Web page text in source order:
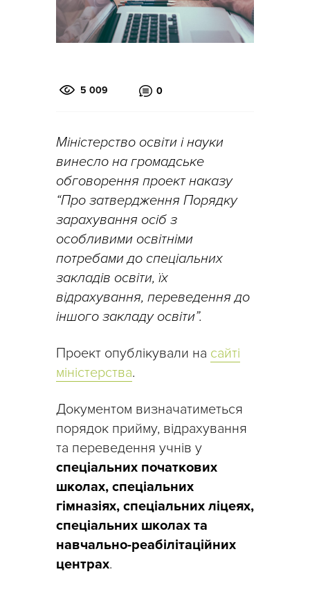
5 009 0
Міністерство освіти і науки
винесло на громадське
обговорення проект наказу
“Про затвердження Порядку
зарахування осіб з
особливими освітніми
потребами до спеціальних
закладів освіти, їх
відрахування, переведення до
іншого закладу освіти”.
Проект опублікували на сайті
міністерства.
Документом визначатиметься
порядок прийму, відрахування
та переведення учнів у
спеціальних початкових
школах, спеціальних
гімназіях, спеціальних ліцеях,
спеціальних школах та
навчально-реабілітаційних
центрах.